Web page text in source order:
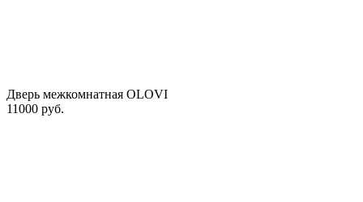
Дверь межкомнатная OLOVI
11000 руб.